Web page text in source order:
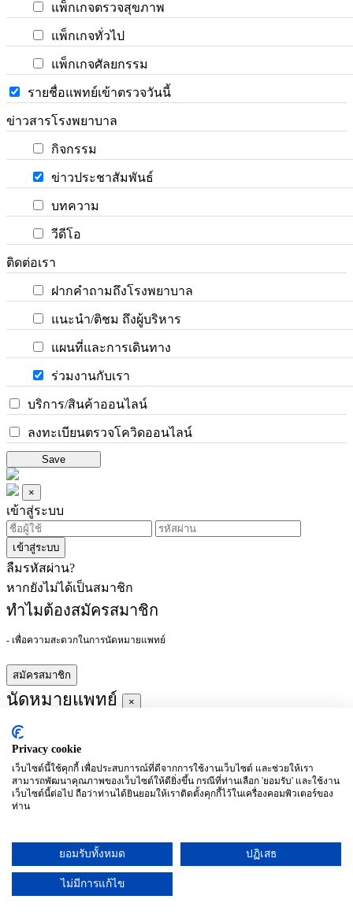
แพ็กเกจตรวจสุขภาพ
แพ็กเกจทั่วไป
แพ็กเกจศัลยกรรม
รายชื่อแพทย์เข้าตรวจวันนี้
ข่าวสารโรงพยาบาล
กิจกรรม
ข่าวประชาสัมพันธ์
บทความ
วีดีโอ
ติดต่อเรา
ฝากคำถามถึงโรงพยาบาล
แนะนำ/ติชม ถึงผู้บริหาร
แผนที่และการเดินทาง
ร่วมงานกับเรา
บริการ/สินค้าออนไลน์
ลงทะเบียนตรวจโควิดออนไลน์
Save
×
เข้าสู่ระบบ
เข้าสู่ระบบ
ลืมรหัสผ่าน?
หากยังไม่ได้เป็นสมาชิก
ทำไมต้องสมัครสมาชิก
- เพื่อความสะดวกในการนัดหมายแพทย์
สมัครสมาชิก
นัดหมายแพทย์ ×
ผู้ชำนาญการ
ประจำ :
อาทิตย์
จันทร์
(27/09)
อังคาร
(28/09)
พุธ
พฤหัสบดี
ศุกร์
เสาร์
Privacy cookie
เว็บไซต์นี้ใช้คุกกี้ เพื่อประสบการณ์ที่ดีจากการใช้งานเว็บไซต์ และช่วยให้เรา
สามารถพัฒนาคุณภาพของเว็บไซต์ให้ดียิ่งขึ้น กรณีที่ท่านเลือก 'ยอมรับ' และใช้งาน
เว็บไซต์นี้ต่อไป ถือว่าท่านได้ยินยอมให้เราติดตั้งคุกกี้ไว้ในเครื่องคอมพิวเตอร์ของ
ท่าน
ยอมรับทั้งหมด ปฏิเสธ
ไม่มีการแก้ไข